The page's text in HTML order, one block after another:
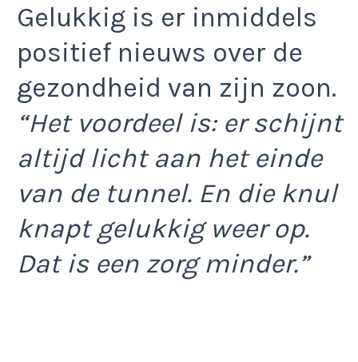
Gelukkig is er inmiddels
positief nieuws over de
gezondheid van zijn zoon.
“Het voordeel is: er schijnt
altijd licht aan het einde
van de tunnel. En die knul
knapt gelukkig weer op.
Dat is een zorg minder.”